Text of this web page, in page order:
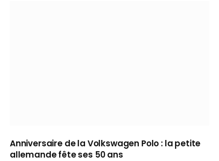
Anniversaire de la Volkswagen Polo : la petite
allemande fête ses 50 ans